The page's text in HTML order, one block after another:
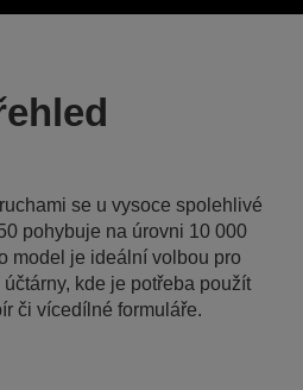
se u vysoce spolehlivé
pohybuje na úrovni 10 000
model je ideální volbou pro
kde je potřeba použít
či vícedílné formuláře.